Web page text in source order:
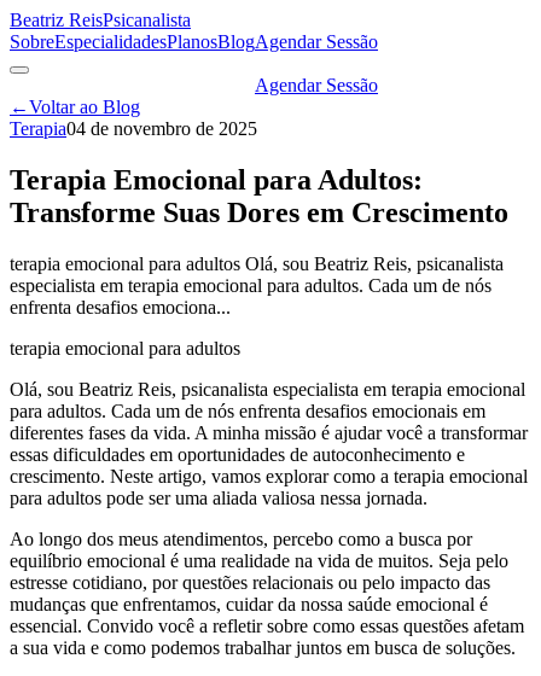
Beatriz ReisPsicanalista
SobreEspecialidadesPlanosBlogAgendar Sessão
Agendar Sessão
←Voltar ao Blog
Terapia04 de novembro de 2025
Terapia Emocional para Adultos:
Transforme Suas Dores em Crescimento
terapia emocional para adultos Olá, sou Beatriz Reis, psicanalista
especialista em terapia emocional para adultos. Cada um de nós
enfrenta desafios emociona...
terapia emocional para adultos
Olá, sou Beatriz Reis, psicanalista especialista em terapia emocional
para adultos. Cada um de nós enfrenta desafios emocionais em
diferentes fases da vida. A minha missão é ajudar você a transformar
essas dificuldades em oportunidades de autoconhecimento e
crescimento. Neste artigo, vamos explorar como a terapia emocional
para adultos pode ser uma aliada valiosa nessa jornada.
Ao longo dos meus atendimentos, percebo como a busca por
equilíbrio emocional é uma realidade na vida de muitos. Seja pelo
estresse cotidiano, por questões relacionais ou pelo impacto das
mudanças que enfrentamos, cuidar da nossa saúde emocional é
essencial. Convido você a refletir sobre como essas questões afetam
a sua vida e como podemos trabalhar juntos em busca de soluções.